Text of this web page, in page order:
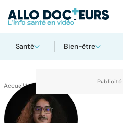
Santé Bien-être
AccueilAuteurs